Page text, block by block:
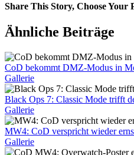
Share This Story, Choose Your
Facebook
X
Reddit
WhatsApp
E-
Mail
Ähnliche Beiträge
CoD bekommt DMZ-Modus in
Gallerie
Black Ops 7: Classic Mode trifft
Gallerie
MW4: CoD verspricht wieder
Gallerie